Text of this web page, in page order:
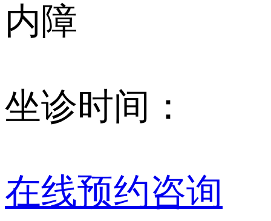
内障
坐诊时间：
在线预约咨询